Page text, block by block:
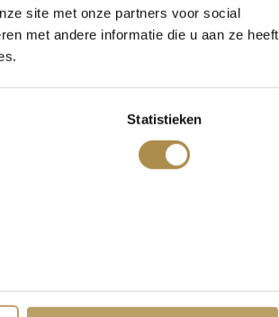
site met onze partners voor social
met andere informatie die u aan ze heeft
Statistieken